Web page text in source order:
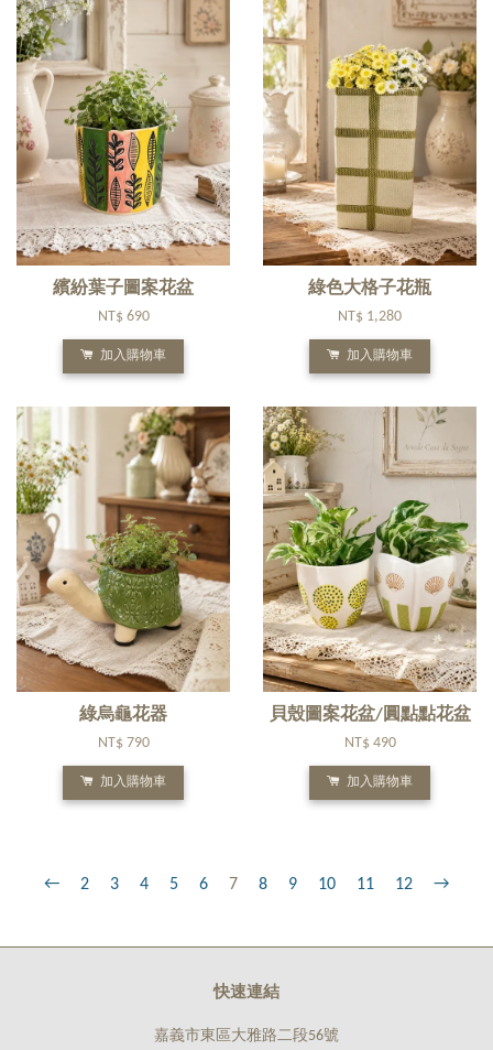
繽紛葉子圖案花盆
NT$ 690
加入購物車
綠色大格子花瓶
NT$ 1,280
加入購物車
綠烏龜花器
NT$ 790
加入購物車
貝殼圖案花盆/圓點點花盆
NT$ 490
加入購物車
← 2 3 4 5 6 7 8 9 10 11 12 →
快速連結
嘉義市東區大雅路二段56號